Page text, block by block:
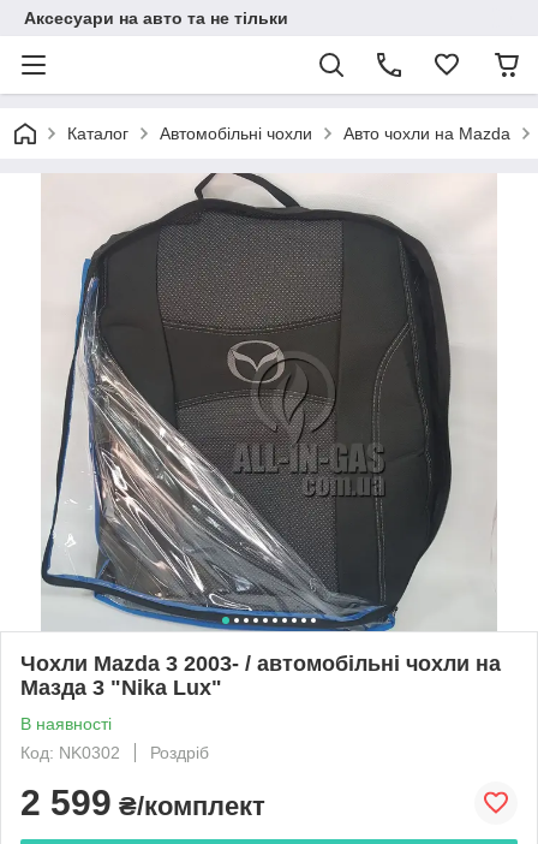
Аксесуари на авто та не тільки
Каталог Автомобільні чохли Авто чохли на Mazda
Чохли Mazda 3 2003- / автомобільні чохли на
Мазда 3 "Nika Lux"
В наявності
Код: NK0302
Роздріб
2 599 ₴/комплект